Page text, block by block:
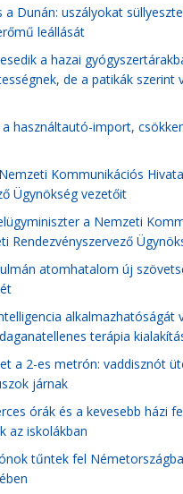
a Dunán: uszályokat
leállását
a hazai
de a patikák szerint
használtautó-import,
Kommunikációs
Ügynökség vezetőit
a Nemzeti
Rendezvényszervező
atomhatalom új
alkalmazhatóságát
terápia
a 2-es metrón: vaddisznót
járnak
órák és a kevesebb házi
az iskolákban
tűntek fel